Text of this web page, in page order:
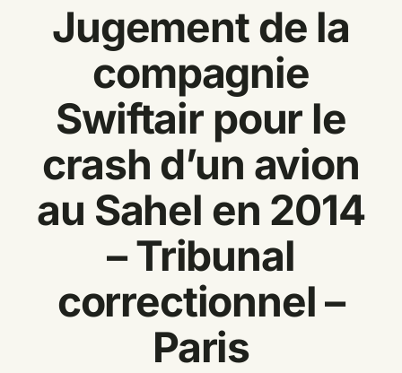
Actualités
Membres
Bibliothèque
Twitter & Blog
Contact
Jugement de la
compagnie
Swiftair pour le
crash d’un avion
au Sahel en 2014
– Tribunal
correctionnel –
Paris